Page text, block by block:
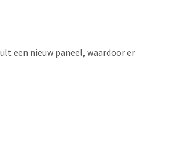
een nieuw paneel, waardoor er